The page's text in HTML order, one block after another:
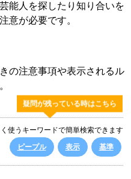
能人を探したり知り合いを
意が必要です。
の注意事項や表示されるル
疑問が残っている時はこちら
使うキーワードで簡単検索できます
ピープル
表示 基準